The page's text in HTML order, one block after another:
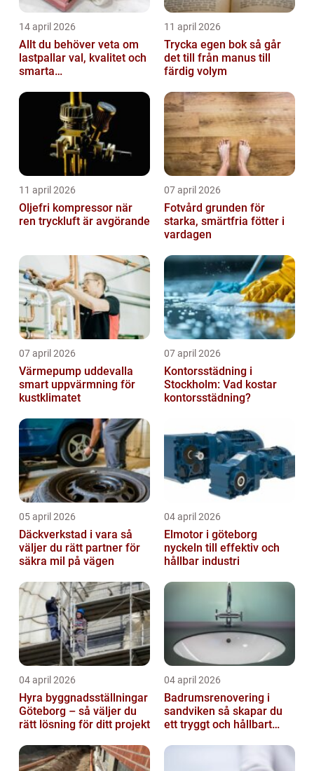
14 april 2026
Allt du behöver veta om
lastpallar val, kvalitet och
smarta
11 april 2026
Trycka egen bok så går
det till från manus till
färdig volym
11 april 2026
Oljefri kompressor när
ren tryckluft är avgörande
07 april 2026
Fotvård grunden för
starka, smärtfria fötter i
vardagen
07 april 2026
Värmepump uddevalla
smart uppvärmning för
kustklimatet
07 april 2026
Kontorsstädning i
Stockholm: Vad kostar
kontorsstädning?
05 april 2026
Däckverkstad i vara så
väljer du rätt partner för
säkra mil på vägen
04 april 2026
Elmotor i göteborg
nyckeln till effektiv och
hållbar industri
04 april 2026
Hyra byggnadsställningar
Göteborg – så väljer du
rätt lösning för ditt projekt
04 april 2026
Badrumsrenovering i
sandviken så skapar du
ett tryggt och hållbart